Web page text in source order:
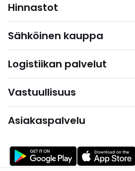
Hinnastot
Sähköinen kauppa
Logistiikan palvelut
Vastuullisuus
Asiakaspalvelu